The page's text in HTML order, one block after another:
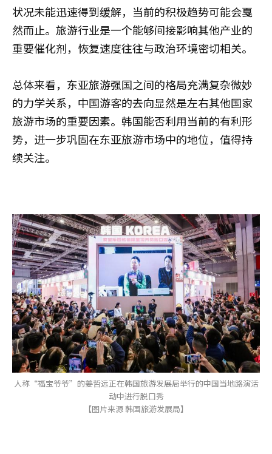
状况未能迅速得到缓解，当前的积极趋势可能会戛
然而止。旅游行业是一个能够间接影响其他产业的
重要催化剂，恢复速度往往与政治环境密切相关。
总体来看，东亚旅游强国之间的格局充满复杂微妙
的力学关系，中国游客的去向显然是左右其他国家
旅游市场的重要因素。韩国能否利用当前的有利形
势，进一步巩固在东亚旅游市场中的地位，值得持
续关注。
人称“福宝爷爷”的姜哲远正在韩国旅游发展局举行的中国当地路演活
动中进行脱口秀
【图片来源 韩国旅游发展局】